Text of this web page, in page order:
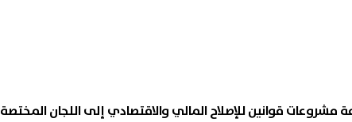
قوانين للإصلاح المالي والاقتصادي إلى اللجان المختصة